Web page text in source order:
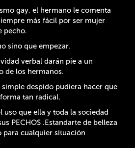
gay, el hermano le comenta
más fácil por ser mujer
pecho.
sino que empezar.
verbal darán pie a un
de los hermanos.
despido pudiera hacer que
tan radical.
uso que ella y toda la sociedad
PECHOS .Estandarte de belleza
para cualquier situación